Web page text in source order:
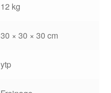
12 kg
30 × 30 × 30 cm
ytp